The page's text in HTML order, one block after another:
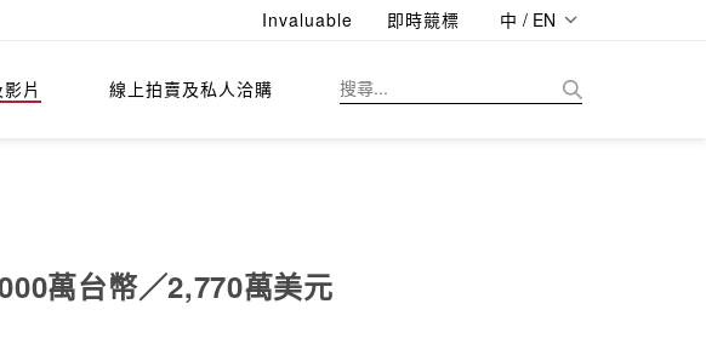
Invaluable 即時競標 中 / EN
片 線上拍賣及私人洽購
萬台幣／2,770萬美元